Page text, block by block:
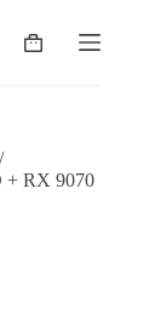
Shopping
/
+ RX 9070